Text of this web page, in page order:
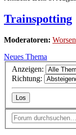
Trainspotting
Moderatoren: Worsen
Neues Thema
Anzeigen:
Richtung: